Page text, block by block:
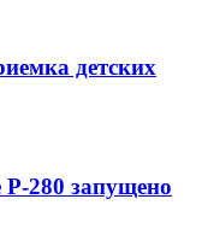
детских
Р-280 запущено